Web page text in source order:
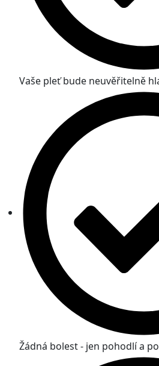
Vaše pleť bude neuvěřitelně
Žádná bolest - jen pohodlí a